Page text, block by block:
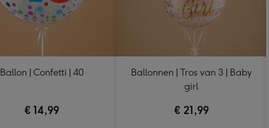
Ballon | Confetti | 40
€ 14,99
Ballonnen | Tros van 3 | Baby
girl
€ 21,99